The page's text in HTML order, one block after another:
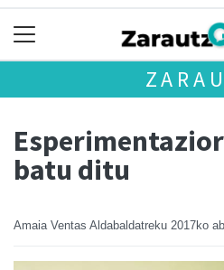
batu ditu
Amaia Ventas Aldabaldatreku 2017ko